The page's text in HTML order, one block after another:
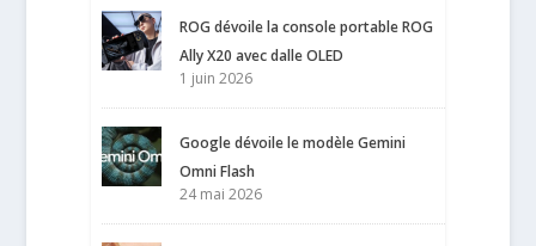
ROG dévoile la console portable ROG
Ally X20 avec dalle OLED
1 juin 2026
Google dévoile le modèle Gemini
Omni Flash
24 mai 2026